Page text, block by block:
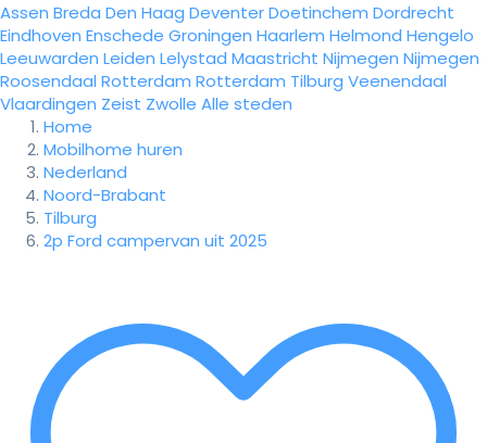
Assen Breda Den Haag DeventerDoetinchem Dordrecht
Eindhoven Enschede Groningen Haarlem Helmond Hengelo
Leeuwarden Leiden Lelystad Maastricht Nijmegen Nijmegen
Roosendaal Rotterdam Rotterdam Tilburg Veenendaal
Vlaardingen Zeist Zwolle Alle steden
Home
Mobilhome huren
Nederland
Noord-Brabant
Tilburg
2p Ford campervan uit 2025